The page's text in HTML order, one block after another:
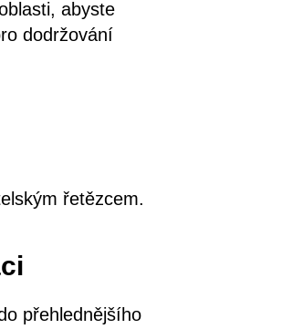
abyste
dodržování
řetězcem.
přehlednějšího